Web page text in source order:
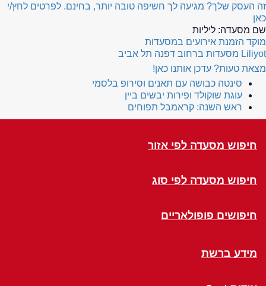
זה העסק שלך? מגיעה לך חשיפה טובה יותר, בחינם. לפרטים לחץ/י
כאן
שם מסעדה: ליליות
מוקד הזמנת אירועים במסעדות
Liliyot מסעדות ברחוב דפנה תל אביב
מצאת טעות? עדכן אותנו כאן!
סינטה כבושה עם תאנים וסירופ בלסמי
עוגת שוקולד ופירות יבשים ביין
ראש השנה: קראמבל תפוחים
חיפוש מסעדה לפי אזור
חיפוש מסעדה לפי סוג
חיפושים פופולאריים
מידע ברשת